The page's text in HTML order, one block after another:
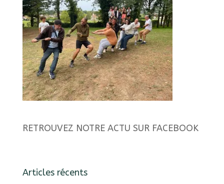
RETROUVEZ NOTRE ACTU SUR FACEBOOK
Articles récents